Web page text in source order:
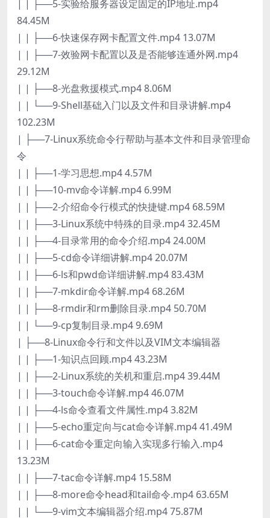
| | ├──5-实验给服务器设定固定的IP地址.mp4
84.45M
| | ├──6-快速保存网卡配置文件.mp4 13.07M
| | ├──7-效验网卡配置以及是否能够连通外网.mp4
29.12M
| | ├──8-光盘救援模式.mp4 8.06M
| | └──9-Shell基础入门以及文件和目录讲解.mp4
102.23M
| ├──7-Linux系统命令行帮助与基本文件和目录管理命
令
| | ├──1-学习思想.mp4 4.57M
| | ├──10-mv命令详解.mp4 6.99M
| | ├──2-介绍命令行模式的快捷键.mp4 68.59M
| | ├──3-Linux系统中特殊的目录.mp4 32.45M
| | ├──4-目录常用的命令介绍.mp4 24.00M
| | ├──5-cd命令详细讲解.mp4 20.07M
| | ├──6-ls和pwd命详细讲解.mp4 83.43M
| | ├──7-mkdir命令详解.mp4 68.26M
| | ├──8-rmdir和rm删除目录.mp4 50.70M
| | └──9-cp复制目录.mp4 9.69M
| ├──8-Linux命令行和文件以及VIM文本编辑器
| | ├──1-知识点回顾.mp4 43.23M
| | ├──2-Linux系统的关机和重启.mp4 39.44M
| | ├──3-touch命令详解.mp4 46.07M
| | ├──4-ls命令查看文件属性.mp4 3.82M
| | ├──5-echo重定向与cat命令详解.mp4 41.49M
| | ├──6-cat命令重定向输入实现多行输入.mp4
13.23M
| | ├──7-tac命令详解.mp4 15.58M
| | ├──8-more命令head和tail命令.mp4 63.65M
| | └──9-vim文本编辑器介绍.mp4 75.87M